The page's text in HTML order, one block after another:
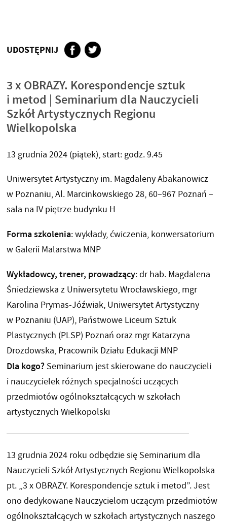
UDOSTĘPNIJ
3 x OBRAZY. Korespondencje sztuk
i metod | Seminarium dla Nauczycieli
Szkół Artystycznych Regionu
Wielkopolska
13 grudnia 2024 (piątek), start: godz. 9.45
Uniwersytet Artystyczny im. Magdaleny Abakanowicz
w Poznaniu, Al. Marcinkowskiego 28, 60–967 Poznań –
sala na IV piętrze budynku H
Forma szkolenia: wykłady, ćwiczenia, konwersatorium
w Galerii Malarstwa MNP
Wykładowcy, trener, prowadzący: dr hab. Magdalena
Śniedziewska z Uniwersytetu Wrocławskiego, mgr
Karolina Prymas-Jóźwiak, Uniwersytet Artystyczny
w Poznaniu (UAP), Państwowe Liceum Sztuk
Plastycznych (PLSP) Poznań oraz mgr Katarzyna
Drozdowska, Pracownik Działu Edukacji MNP
Dla kogo?Seminarium jest skierowane do nauczycieli
i nauczycielek różnych specjalności uczących
przedmiotów ogólnokształcących w szkołach
artystycznych Wielkopolski
13 grudnia 2024 roku odbędzie się Seminarium dla
Nauczycieli Szkół Artystycznych Regionu Wielkopolska
pt. „3 x OBRAZY. Korespondencje sztuk i metod”. Jest
ono dedykowane Nauczycielom uczącym przedmiotów
ogólnokształcących w szkołach artystycznych naszego